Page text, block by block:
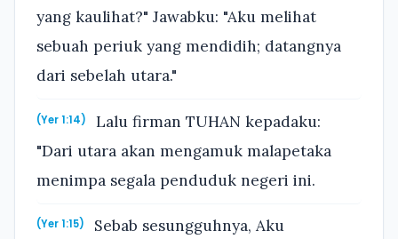
yang kaulihat?" Jawabku: "Aku melihat
sebuah periuk yang mendidih; datangnya
dari sebelah utara."
(Yer 1:14)
Lalu firman TUHAN kepadaku:
"Dari utara akan mengamuk malapetaka
menimpa segala penduduk negeri ini.
(Yer 1:15)
Sebab sesungguhnya, Aku